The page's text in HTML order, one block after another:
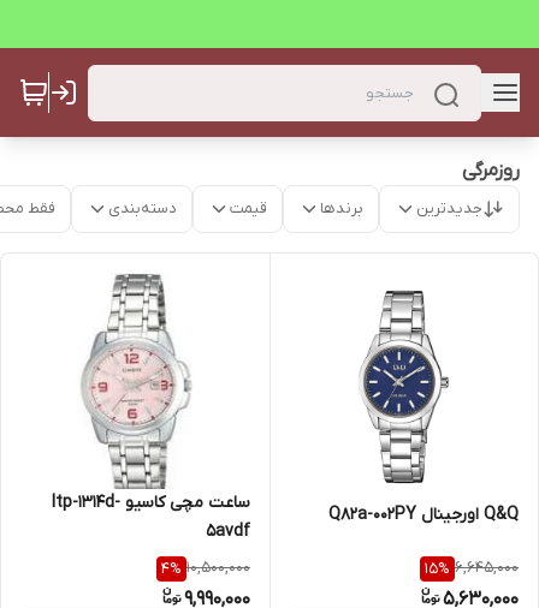
روزمرگی
جدیدترین برندها قیمت دسته‌بندی فقط
Q&Q اورجینال Q82a-002PY
6,645,000
15%
5,630,000
ساعت مچی کاسیو ltp-1314d-
5avdf
10,500,000
4%
9,990,000